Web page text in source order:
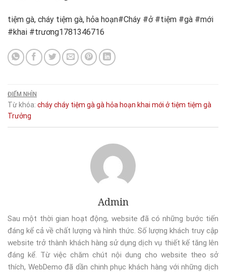
tiệm gà, cháy tiệm gà, hỏa hoạn#Cháy #ở #tiệm #gà #mới
#khai #trương1781346716
ĐIỂM NHÌN
Từ khóa: cháycháy tiệm gà gà hỏa hoạn khai mới ở tiệm tiệm gà
Trưởng
Admin
Sau một thời gian hoạt động, website đã có những bước tiến
đáng kể cả về chất lượng và hình thức. Số lượng khách truy cập
website trở thành khách hàng sử dụng dịch vụ thiết kế tăng lên
đáng kể. Từ việc chăm chút nội dung cho website theo sở
thích, WebDemo đã dần chinh phục khách hàng với những dịch